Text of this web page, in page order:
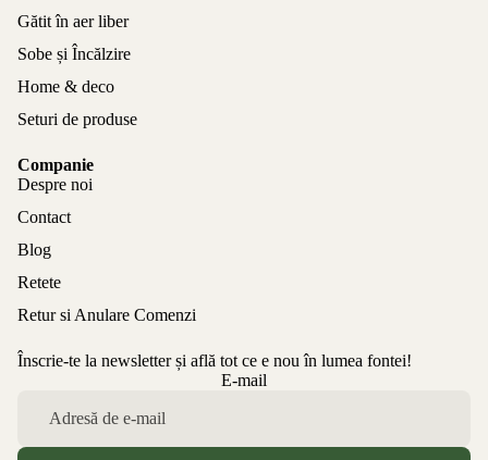
Gătit în aer liber
Sobe și Încălzire
Home & deco
Seturi de produse
Companie
Despre noi
Contact
Blog
Retete
Retur si Anulare Comenzi
Înscrie-te la newsletter și află tot ce e nou în lumea fontei!
E-mail
Politica de confidențialitate